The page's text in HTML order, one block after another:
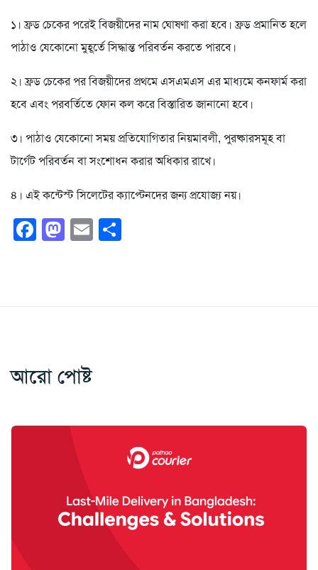
১। ফ্রড চেকের পরেই বিজয়ীদের নাম ঘোষণা করা হবে। ফ্রড প্রমানিত হলে
পাঠাও যেকোনো মুহূর্তে সিদ্ধান্ত পরিবর্তন করতে পারবে।
২। ফ্রড চেকের পর বিজয়ীদের প্রথমে এসএমএস এর মাধ্যমে কনফার্ম করা
হবে এবং পরবর্তিতে ফোন কল করে বিস্তারিত জানানো হবে।
৩। পাঠাও যেকোনো সময় প্রতিযোগিতার নিয়মাবলী, পুরষ্কারসমূহ বা
টার্গেট পরিবর্তন বা সংশোধন করার অধিকার রাখে।
৪। এই কন্টেস্ট সিলেটের ক্যাপ্টেনদের জন্য প্রযোজ্য নয়।
Facebook
Mastodon
Email
আরো পোষ্ট